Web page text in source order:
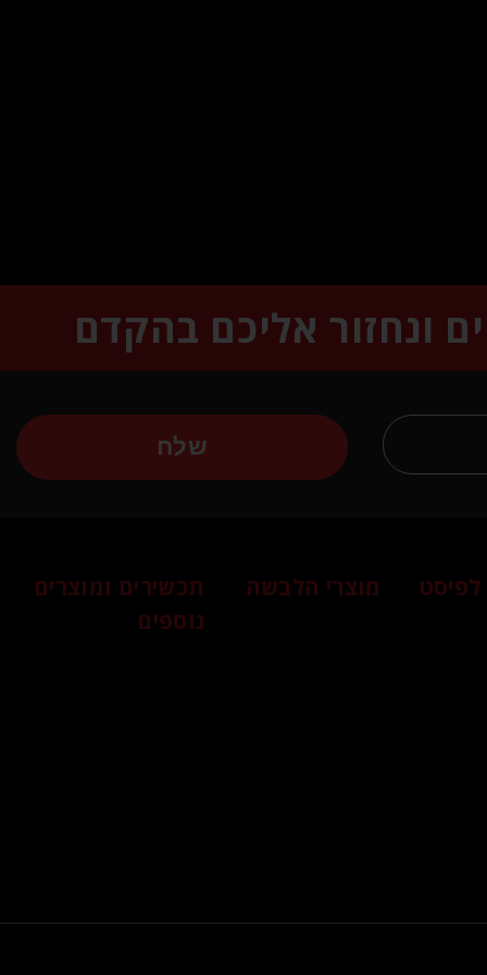
ונחזור אליכם בהקדם
שלח
לפיסט מוצרי הלבשה
תכשירים ומוצרים
נוספים